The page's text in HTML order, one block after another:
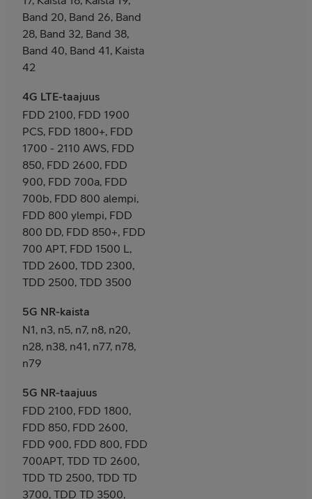
Band 20, Band 26, Band
28, Band 32, Band 38,
Band 40, Band 41, Kaista
42
4G LTE-taajuus
FDD 2100, FDD 1900
PCS, FDD 1800+, FDD
1700 - 2110 AWS, FDD
850, FDD 2600, FDD
900, FDD 700a, FDD
700b, FDD 800 alempi,
FDD 800 ylempi, FDD
800 DD, FDD 850+, FDD
700 APT, FDD 1500 L,
TDD 2600, TDD 2300,
TDD 2500, TDD 3500
5G NR-kaista
N1, n3, n5, n7, n8, n20,
n28, n38, n41, n77, n78,
n79
5G NR-taajuus
FDD 2100, FDD 1800,
FDD 850, FDD 2600,
FDD 900, FDD 800, FDD
700APT, TDD TD 2600,
TDD TD 2500, TDD TD
3700, TDD TD 3500,